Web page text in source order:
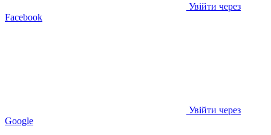
Увійти через
Facebook
Увійти через
Google